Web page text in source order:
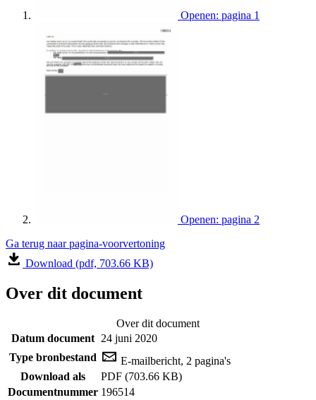
Openen: pagina 1
Openen: pagina 2
Ga terug naar pagina-voorvertoning
Download (pdf, 703.66 KB)
Over dit document
Over dit document
Datum document 24 juni 2020
Type bronbestand
E-mailbericht, 2 pagina's
Download als
PDF (703.66 KB)
Documentnummer 196514